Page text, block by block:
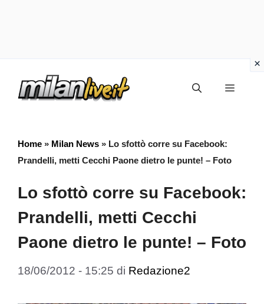
Menu
Home » Milan News » Lo sfottò corre su Facebook:
Prandelli, metti Cecchi Paone dietro le punte! – Foto
Lo sfottò corre su Facebook:
Prandelli, metti Cecchi
Paone dietro le punte! – Foto
18/06/2012 - 15:25 di Redazione2